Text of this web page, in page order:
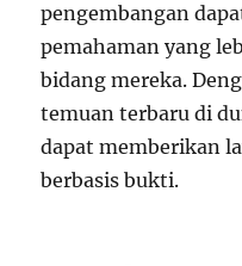
pengembangan
pemahaman yang
bidang mereka.
temuan terbaru di
dapat memberikan
berbasis bukti.